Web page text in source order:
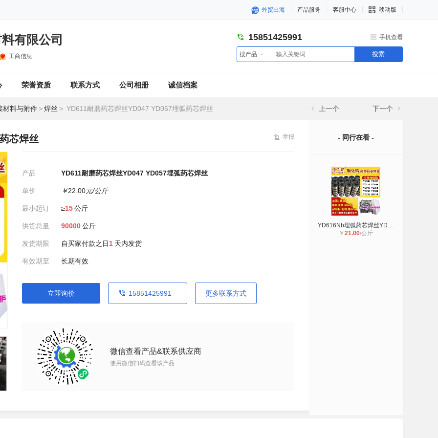
外贸出海 产品服务 客服中心 移动版
有限公司
工商信息
15851425991 手机查看
搜产品 搜索
荣誉资质 联系方式 公司相册 诚信档案
材料与附件 >焊丝 > YD611耐磨药芯焊丝YD047 YD057埋弧药芯焊丝 上一个 下一个
芯焊丝 举报
产品 YD611耐磨药芯焊丝YD047 YD057埋弧药芯焊丝
单价 ￥22.00元/公斤
最小起订 ≥15公斤
供货总量 90000公斤
发货期限 自买家付款之日1 天内发货
有效期至 长期有效
立即询价 15851425991 更多联系方式
微信查看产品&联系供应商
使用微信扫码查看该产品
- 同行在看 -
YD616Nb埋弧药芯焊丝YD707碳化钨耐磨
￥ 21.00/公斤